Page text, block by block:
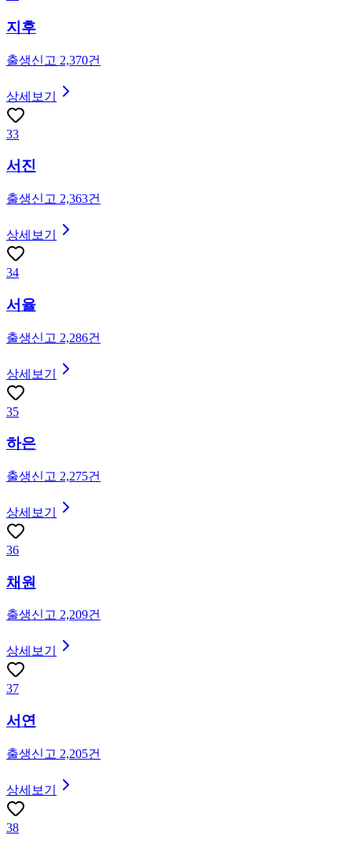
지후
출생신고 2,370건
상세보기
33
서진
출생신고 2,363건
상세보기
34
서율
출생신고 2,286건
상세보기
35
하은
출생신고 2,275건
상세보기
36
채원
출생신고 2,209건
상세보기
37
서연
출생신고 2,205건
상세보기
38